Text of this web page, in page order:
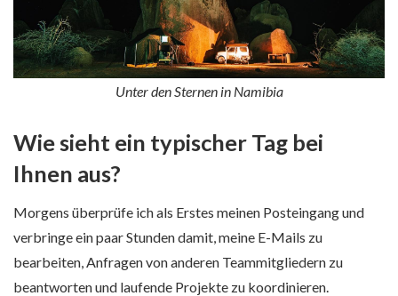
Unter den Sternen in Namibia
Wie sieht ein typischer Tag bei
Ihnen aus?
Morgens überprüfe ich als Erstes meinen Posteingang und
verbringe ein paar Stunden damit, meine E-Mails zu
bearbeiten, Anfragen von anderen Teammitgliedern zu
beantworten und laufende Projekte zu koordinieren.